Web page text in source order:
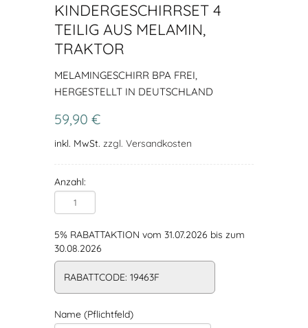
KINDERGESCHIRRSET 4
TEILIG AUS MELAMIN,
TRAKTOR
MELAMINGESCHIRR BPA FREI,
HERGESTELLT IN DEUTSCHLAND
59,90 €
inkl. MwSt. zzgl. Versandkosten
Anzahl:
5% RABATTAKTION vom 31.07.2026 bis zum
30.08.2026
RABATTCODE: 19463F
Name (Pflichtfeld)